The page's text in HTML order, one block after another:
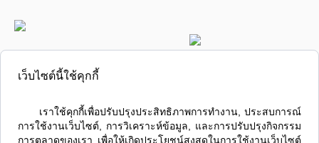
ซื้อ / ขาย / เช่า คอนโดลุมพินี
เว็บไซต์นี้ใช้คุกกี้
การใช้งานเว็บไซต์, การวิเคราะห์ข้อมูล, และการปรับปรุงกิจกรรม
การตลาดของเรา เพื่อให้เกิดประโยชน์สูงสุดในการใช้งานเว็บไซต์